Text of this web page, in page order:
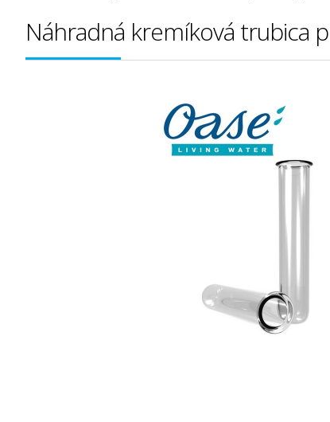
Náhradná kremíková trubica